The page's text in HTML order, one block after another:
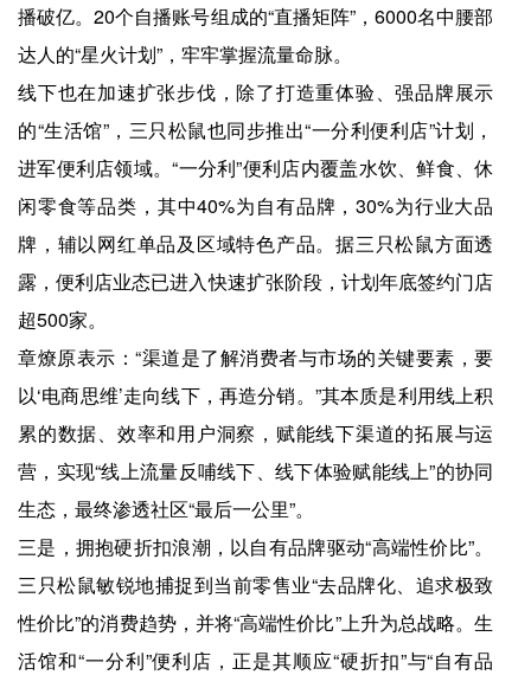
播破亿。20个自播账号组成的“直播矩阵”，6000名中腰部
达人的“星火计划”，牢牢掌握流量命脉。
线下也在加速扩张步伐，除了打造重体验、强品牌展示
的“生活馆”，三只松鼠也同步推出“一分利便利店”计划，
进军便利店领域。“一分利”便利店内覆盖水饮、鲜食、休
闲零食等品类，其中40%为自有品牌，30%为行业大品
牌，辅以网红单品及区域特色产品。据三只松鼠方面透
露，便利店业态已进入快速扩张阶段，计划年底签约门店
超500家。
章燎原表示：“渠道是了解消费者与市场的关键要素，要
以‘电商思维’走向线下，再造分销。”其本质是利用线上积
累的数据、效率和用户洞察，赋能线下渠道的拓展与运
营，实现“线上流量反哺线下、线下体验赋能线上”的协同
生态，最终渗透社区“最后一公里”。
三是，拥抱硬折扣浪潮，以自有品牌驱动“高端性价比”。
三只松鼠敏锐地捕捉到当前零售业“去品牌化、追求极致
性价比”的消费趋势，并将“高端性价比”上升为总战略。生
活馆和“一分利”便利店，正是其顺应“硬折扣”与“自有品